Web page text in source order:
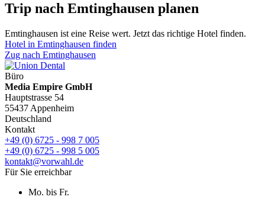
Trip nach Emtinghausen planen
Emtinghausen ist eine Reise wert. Jetzt das richtige Hotel finden.
Hotel in Emtinghausen finden
Zug nach Emtinghausen
Büro
Media Empire GmbH
Hauptstrasse 54
55437 Appenheim
Deutschland
Kontakt
+49 (0) 6725 - 998 7 005
+49 (0) 6725 - 998 5 005
kontakt@vorwahl.de
Für Sie erreichbar
Mo. bis Fr.